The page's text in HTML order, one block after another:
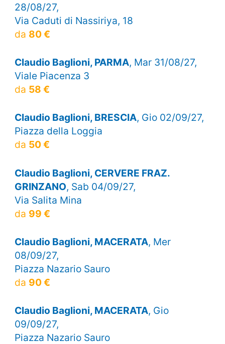
28/08/27,
Via Caduti di Nassiriya, 18
da 80 €
Claudio Baglioni, PARMA, Mar 31/08/27,
Viale Piacenza 3
da 58 €
Claudio Baglioni, BRESCIA, Gio 02/09/27,
Piazza della Loggia
da 50 €
Claudio Baglioni, CERVERE FRAZ.
GRINZANO, Sab 04/09/27,
Via Salita Mina
da 99 €
Claudio Baglioni, MACERATA, Mer
08/09/27,
Piazza Nazario Sauro
da 90 €
Claudio Baglioni, MACERATA, Gio
09/09/27,
Piazza Nazario Sauro